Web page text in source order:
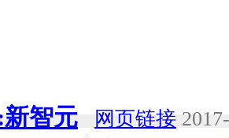
智元 网页链接